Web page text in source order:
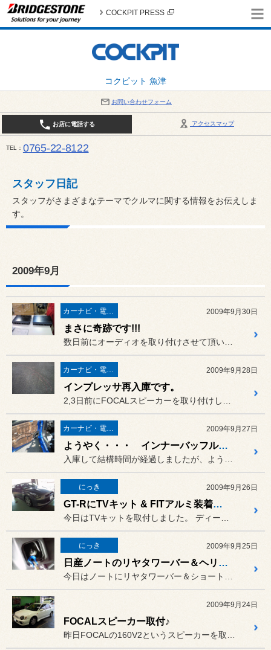
コクピット 魚津
COCKPIT PRESS
お問い合わせフォーム
アクセスマップ
お店に電話する
TEL 0765-22-8122
スタッフ日記
スタッフがさまざまなテーマでクルマに関する情報をお伝えしま
す。
2009年9月
カーナビ・電装品 2009年9月30日
まさに奇跡です!!!
カーナビ・電装品 2009年9月28日
インプレッサ再入庫です。
カーナビ・電装品 2009年9月27日
ようやく・・・ インナーバッフル完成
にっき 2009年9月26日
GT-RにTVキット & FITアルミ装着！！！！
にっき 2009年9月25日
日産ノートのリヤタワーバー＆ヘリカルショートアンテナ。
2009年9月24日
FOCALスピーカー取付♪